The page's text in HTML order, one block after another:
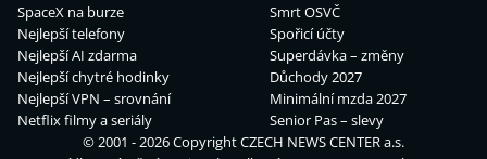
SpaceX na burze
Nejlepší telefony
Nejlepší AI zdarma
Nejlepší chytré hodinky
Nejlepší VPN – srovnání
Netflix filmy a seriály
Smrt OSVČ
Spořicí účty
Superdávka – změny
Důchody 2027
Minimální mzda 2027
Senior Pas – slevy
© 2001 - 2026 CopyrightCZECH NEWS CENTER a.s.